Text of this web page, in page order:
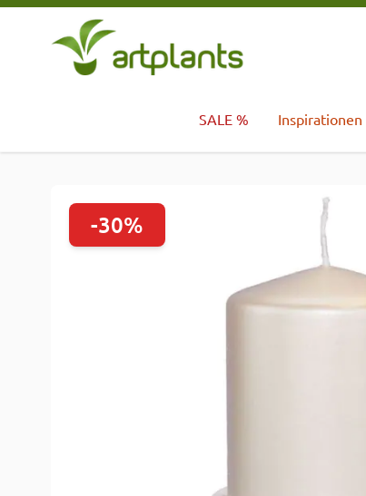
Zum Inhalt springen
SALE % Inspirationen
-30%